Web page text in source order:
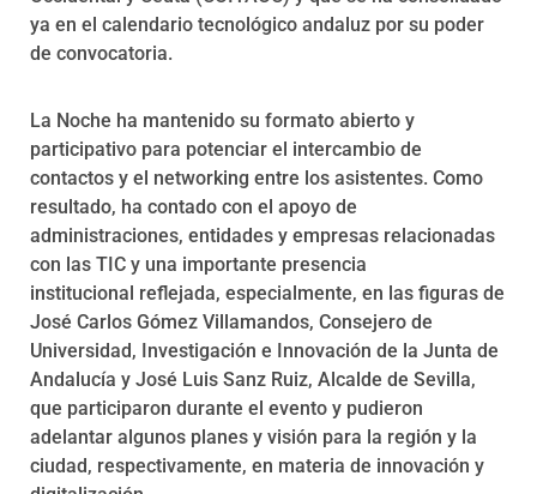
ya en el calendario tecnológico andaluz por su poder
de convocatoria.
La Noche ha mantenido su formato abierto y
participativo para potenciar el intercambio de
contactos y el networking entre los asistentes. Como
resultado, ha contado con el apoyo de
administraciones, entidades y empresas relacionadas
con las TIC y una importante presencia
institucional reflejada, especialmente, en las figuras de
José Carlos Gómez Villamandos, Consejero de
Universidad, Investigación e Innovación de la Junta de
Andalucía y José Luis Sanz Ruiz, Alcalde de Sevilla,
que participaron durante el evento y pudieron
adelantar algunos planes y visión para la región y la
ciudad, respectivamente, en materia de innovación y